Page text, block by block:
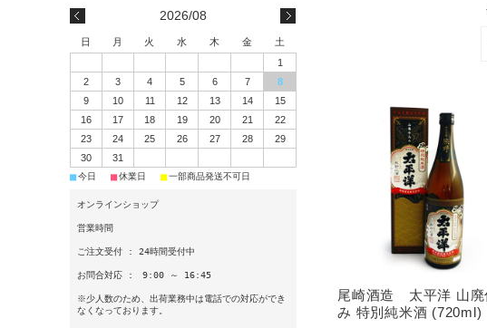
尾崎酒造 太平洋 山廃
み 特別純米酒 (720ml)
2026/08
日 月 火 水 木 金
土
1
2
3 4 5 6 7
8
9
10 11 12 13 14
15
16
17 18 19 20 21
22
23
24 25 26 27 28
29
30
31
■今日 ■休業日 ■一部商品発送不可日
オンラインショップ
営業時間
ご注文受付 : 24時間受付中
お問合対応 : 9:00 ～ 16:45
※少人数のため、出荷業務中は電話での対応ができ
なくなっております。